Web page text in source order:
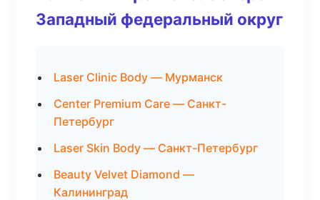
Западный федеральный округ
Laser Clinic Body — Мурманск
Center Premium Care — Санкт-
Петербург
Laser Skin Body — Санкт-Петербург
Beauty Velvet Diamond —
Калининград